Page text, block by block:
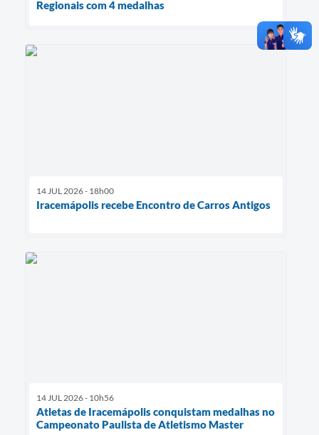
Regionais com 4 medalhas
14 JUL 2026 - 18h00
Iracemápolis recebe Encontro de Carros Antigos
14 JUL 2026 - 10h56
Atletas de Iracemápolis conquistam medalhas no
Campeonato Paulista de Atletismo Master